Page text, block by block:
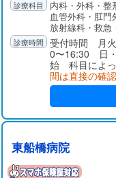
内科・外科・整
血管外科・肛門
放射線科・救急
受付時間 月
0〜16:30 日
始 科目によ
間は直接の確
東船橋病院